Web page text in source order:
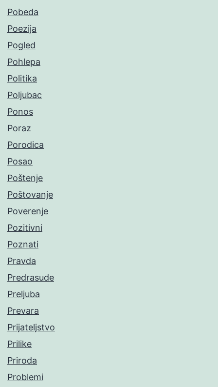
Pobeda
Poezija
Pogled
Pohlepa
Politika
Poljubac
Ponos
Poraz
Porodica
Posao
Poštenje
Poštovanje
Poverenje
Pozitivni
Poznati
Pravda
Predrasude
Preljuba
Prevara
Prijateljstvo
Prilike
Priroda
Problemi